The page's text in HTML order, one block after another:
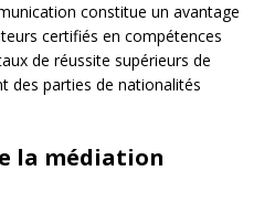
constitue un avantage
certifiés en compétences
de réussite supérieurs de
des parties de nationalités
la médiation